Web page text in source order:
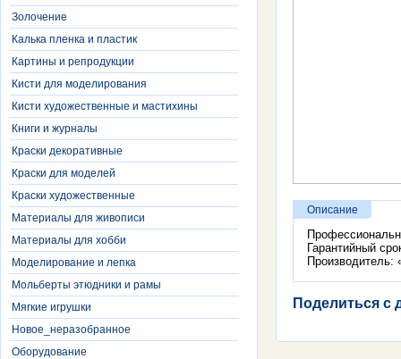
Золочение
Калька пленка и пластик
Картины и репродукции
Кисти для моделирования
Кисти художественные и мастихины
Книги и журналы
Краски декоративные
Краски для моделей
Краски художественные
Материалы для живописи
Материалы для хобби
Моделирование и лепка
Мольберты этюдники и рамы
Мягкие игрушки
Новое_неразобранное
Оборудование
Описание
Гарантийный
Производитель:
Поделиться с